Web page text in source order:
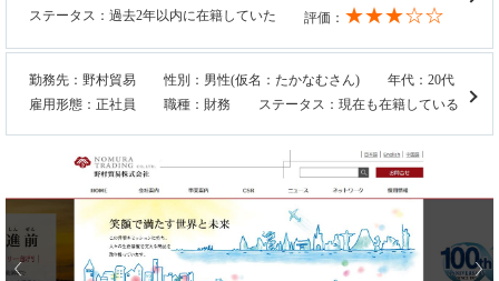
ステータス：過去2年以内に在籍していた
評価： ★★★☆☆
勤務先：野村貿易 性別：男性(仮名：たかなむさん)
年代：20代
雇用形態：正社員
職種：財務 ステータス：現在も在籍している